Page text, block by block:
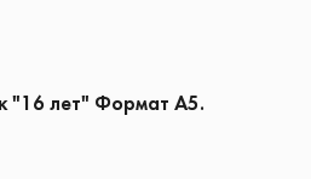
"16 лет" Формат А5.